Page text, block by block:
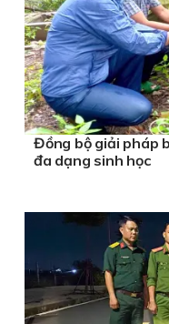
Đồng bộ giải pháp
đa dạng sinh học